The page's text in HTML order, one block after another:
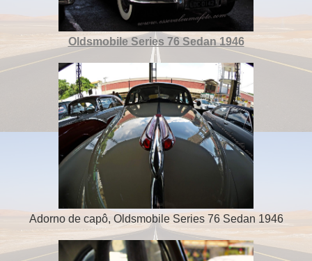
Oldsmobile Series 76 Sedan 1946
Adorno de capô, Oldsmobile Series 76 Sedan 1946